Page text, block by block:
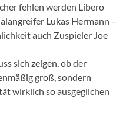
fehlen werden Libero
Lukas Hermann –
auch Zuspieler Joe
sich zeigen, ob der
groß, sondern
wirklich so ausgeglichen